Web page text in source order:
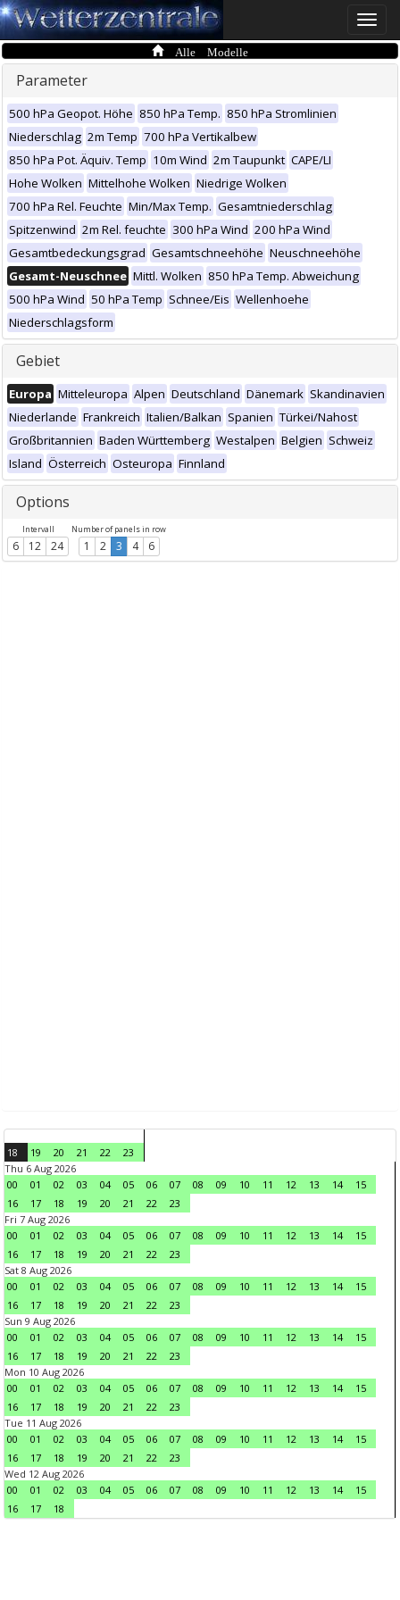
Toggle
Alle Modelle
Parameter
500 hPa Geopot. Höhe 850 hPa Temp. 850 hPa Stromlinien
Niederschlag 2m Temp 700 hPa Vertikalbew
850 hPa Pot. Äquiv. Temp 10m Wind 2m Taupunkt CAPE/LI
Hohe Wolken Mittelhohe Wolken Niedrige Wolken
700 hPa Rel. Feuchte Min/Max Temp. Gesamtniederschlag
Spitzenwind 2m Rel. feuchte 300 hPa Wind 200 hPa Wind
Gesamtbedeckungsgrad Gesamtschneehöhe Neuschneehöhe
Gesamt-Neuschnee Mittl. Wolken 850 hPa Temp. Abweichung
500 hPa Wind 50 hPa Temp Schnee/Eis Wellenhoehe
Niederschlagsform
Gebiet
Europa Mitteleuropa Alpen Deutschland Dänemark Skandinavien
Niederlande Frankreich Italien/Balkan Spanien Türkei/Nahost
Großbritannien Baden Württemberg Westalpen Belgien Schweiz
Island Österreich Osteuropa Finnland
Options
Intervall
6 12 24
Number of panels in row
1 2 3 4 6
18 19 20 21 22
23
Thu 6 Aug 2026
00
01 02 03 04 05 06 07 08 09 10 11 12 13 14
15
16
17 18 19 20 21 22
23
Fri 7 Aug 2026
00
01 02 03 04 05 06 07 08 09 10 11 12 13 14
15
16
17 18 19 20 21 22
23
Sat 8 Aug 2026
00
01 02 03 04 05 06 07 08 09 10 11 12 13 14
15
16
17 18 19 20 21 22
23
Sun 9 Aug 2026
00
01 02 03 04 05 06 07 08 09 10 11 12 13 14
15
16
17 18 19 20 21 22
23
Mon 10 Aug 2026
00
01 02 03 04 05 06 07 08 09 10 11 12 13 14
15
16
17 18 19 20 21 22
23
Tue 11 Aug 2026
00
01 02 03 04 05 06 07 08 09 10 11 12 13 14
15
16
17 18 19 20 21 22
23
Wed 12 Aug 2026
00
01 02 03 04 05 06 07 08 09 10 11 12 13 14
15
16
17 18